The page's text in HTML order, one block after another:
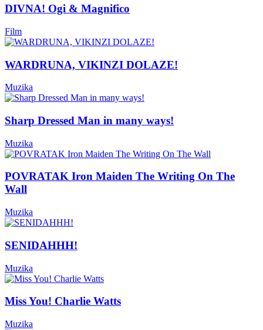
DIVNA! Ogi & Magnifico
Film
WARDRUNA, VIKINZI DOLAZE!
Muzika
Sharp Dressed Man in many ways!
Muzika
POVRATAK Iron Maiden The Writing On The
Wall
Muzika
SENIDAHHH!
Muzika
Miss You! Charlie Watts
Muzika